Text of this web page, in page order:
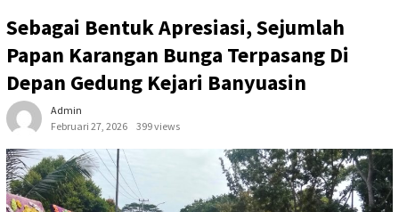
Sebagai Bentuk Apresiasi, Sejumlah
Papan Karangan Bunga Terpasang Di
Depan Gedung Kejari Banyuasin
Admin
Februari 27, 2026
399 views